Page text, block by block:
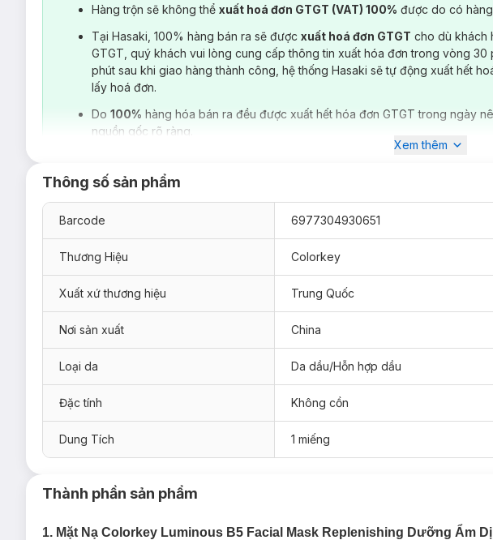
Mặt Nạ Colorkey Luminous B5 Facial Mask 25ml hiện đã có tại
Mặt Nạ Colorkey Luminous B5 Facial Mask Replenishing Dưỡng Ẩm Dịu Da
Mặt Nạ Colorkey Luminous B5 Facial Mask Hydrating Dưỡng Ẩm Sáng Da
Mặt Nạ Colorkey Luminous B5 Facial Mask Nourishing Dưỡng Ẩm Ngừa
Mặt Nạ Colorkey Luminous B5 Facial Mask Brightening Dưỡng Ẩm Căng
Mặt Nạ Colorkey Luminous B5 Facial Mask Regenerating Dưỡng Ẩm Đàn
Mặt Nạ Colorkey Luminous Purifying Facial Tea Tree Mask Hỗ Trợ Giảm
Hàng trộn sẽ không thể xuất hoá đơn GTGT (VAT) 100% được do có
Tại Hasaki, 100% hàng bán ra sẽ được xuất hoá đơn GTGT cho dù khách
GTGT, quý khách vui lòng cung cấp thông tin xuất hóa đơn trong vòng
phút sau khi giao hàng thành công, hệ thống Hasaki sẽ tự động xuất hết
lấy hoá đơn.
Do 100% hàng hóa bán ra đều được xuất hết hóa đơn GTGT trong ngày
nguồn gốc rõ ràng.
Xem thêm
Thông số sản phẩm
Barcode 6977304930651
Thương Hiệu Colorkey
Xuất xứ thương hiệu Trung Quốc
Nơi sản xuất China
Loại da Da dầu/Hỗn hợp dầu
Đặc tính Không cồn
Dung Tích 1 miếng
Thành phần sản phẩm
1. Mặt Nạ Colorkey Luminous B5 Facial Mask Replenishing Dưỡng Ẩm